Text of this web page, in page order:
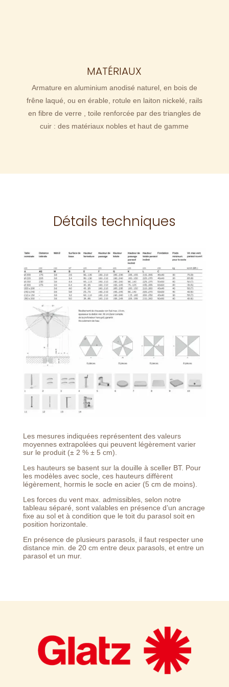
MATÉRIAUX
Armature en aluminium anodisé naturel, en bois de
frêne laqué, ou en érable, rotule en laiton nickelé, rails
en fibre de verre , toile renforcée par des triangles de
cuir : des matériaux nobles et haut de gamme
Détails techniques
Les mesures indiquées représentent des valeurs
moyennes extrapolées qui peuvent légèrement varier
sur le produit (± 2 % ± 5 cm).
Les hauteurs se basent sur la douille à sceller BT. Pour
les modèles avec socle, ces hauteurs diffèrent
légèrement, hormis le socle en acier (5 cm de moins).
Les forces du vent max. admissibles, selon notre
tableau séparé, sont valables en présence d’un ancrage
fixe au sol et à condition que le toit du parasol soit en
position horizontale.
En présence de plusieurs parasols, il faut respecter une
distance min. de 20 cm entre deux parasols, et entre un
parasol et un mur.